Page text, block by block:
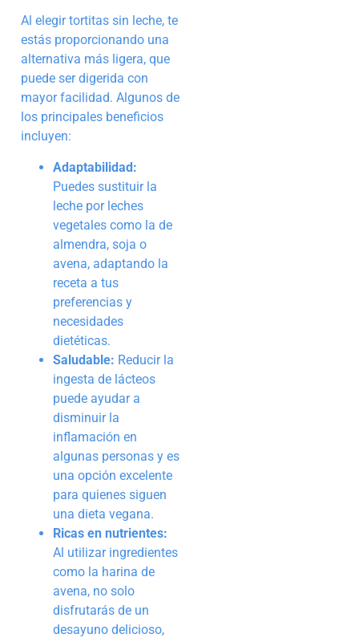
Al elegir tortitas sin leche, te
estás proporcionando una
alternativa más ligera, que
puede ser digerida con
mayor facilidad. Algunos de
los principales beneficios
incluyen:
Adaptabilidad:
Puedes sustituir la
leche por leches
vegetales como la de
almendra, soja o
avena, adaptando la
receta a tus
preferencias y
necesidades
dietéticas.
Saludable: Reducir la
ingesta de lácteos
puede ayudar a
disminuir la
inflamación en
algunas personas y es
una opción excelente
para quienes siguen
una dieta vegana.
Ricas en nutrientes:
Al utilizar ingredientes
como la harina de
avena, no solo
disfrutarás de un
desayuno delicioso,